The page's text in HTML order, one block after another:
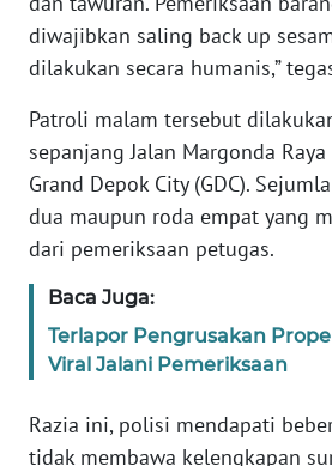
diwajibkan saling back up
dilakukan secara humanis,”
Patroli malam tersebut
sepanjang Jalan Margonda
Grand Depok City (GDC).
dua maupun roda empat yang
dari pemeriksaan petugas.
Baca Juga:
Terlapor Pengrusakan
Viral Jalani Pemeriksaan
Razia ini, polisi mendapati
tidak membawa kelengkapan
WN
SUMBAR
SUMSEL
WN
BENGKULU
LAMPUNG
WN
WN